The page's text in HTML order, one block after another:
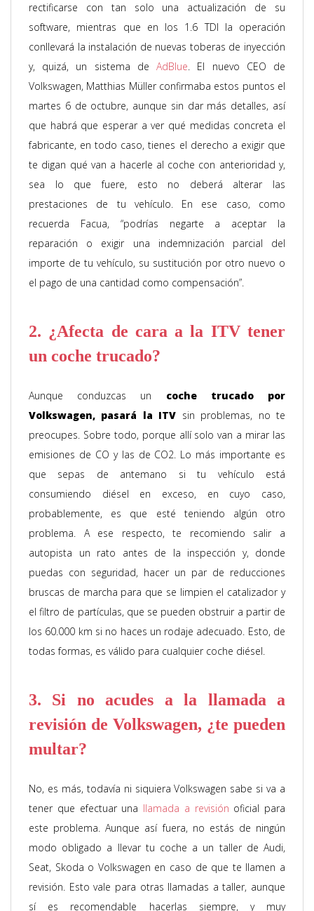
rectificarse con tan solo una actualización de su
software, mientras que en los 1.6 TDI la operación
conllevará la instalación de nuevas toberas de inyección
y, quizá, un sistema deAdBlue. El nuevo CEO de
Volkswagen, Matthias Müller confirmaba estos puntos el
martes 6 de octubre, aunque sin dar más detalles, así
que habrá que esperar a ver qué medidas concreta el
fabricante, en todo caso, tienes el derecho a exigir que
te digan qué van a hacerle al coche con anterioridad y,
sea lo que fuere, esto no deberá alterar las
prestaciones de tu vehículo. En ese caso, como
recuerda Facua, “podrías negarte a aceptar la
reparación o exigir una indemnización parcial del
importe de tu vehículo, su sustitución por otro nuevo o
el pago de una cantidad como compensación”.
2. ¿Afecta de cara a la ITV tener
un coche trucado?
Aunque conduzcas un coche trucado por
Volkswagen, pasará la ITV sin problemas, no te
preocupes. Sobre todo, porque allí solo van a mirar las
emisiones de CO y las de CO2. Lo más importante es
que sepas de antemano si tu vehículo está
consumiendo diésel en exceso, en cuyo caso,
probablemente, es que esté teniendo algún otro
problema. A ese respecto, te recomiendo salir a
autopista un rato antes de la inspección y, donde
puedas con seguridad, hacer un par de reducciones
bruscas de marcha para que se limpien el catalizador y
el filtro de partículas, que se pueden obstruir a partir de
los 60.000 km si no haces un rodaje adecuado. Esto, de
todas formas, es válido para cualquier coche diésel.
3. Si no acudes a la llamada a
revisión de Volkswagen, ¿te pueden
multar?
No, es más, todavía ni siquiera Volkswagen sabe si va a
tener que efectuar una llamada a revisión oficial para
este problema. Aunque así fuera, no estás de ningún
modo obligado a llevar tu coche a un taller de Audi,
Seat, Skoda o Volkswagen en caso de que te llamen a
revisión. Esto vale para otras llamadas a taller, aunque
sí es recomendable hacerlas siempre, y muy